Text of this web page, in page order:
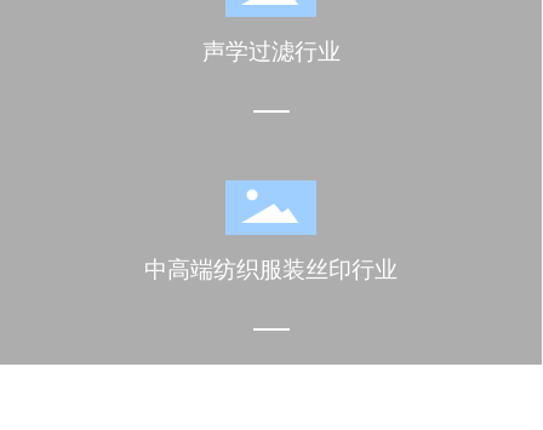
声学过滤行业
中高端纺织服装丝印行业